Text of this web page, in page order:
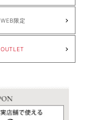
WEB限定
OUTLET